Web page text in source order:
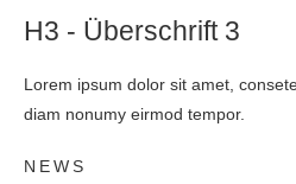
H3 - Überschrift 3
Lorem ipsum dolor sit amet,
diam nonumy eirmod tempor.
NEWS
Lorem ipsum
05.
05.